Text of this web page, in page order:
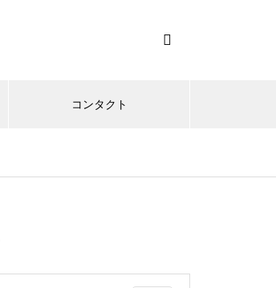
コンタクト